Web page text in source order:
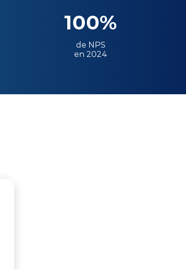
100%
de NPS
en 2024